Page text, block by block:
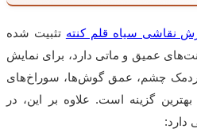
نقاشی سیاه قلم کنته تثبیت شده
عمیق و ماتی دارد، برای نمایش
چشم، عمق گوش‌ها، سوراخ‌های
گزینه است. علاوه بر این، در
دارد: